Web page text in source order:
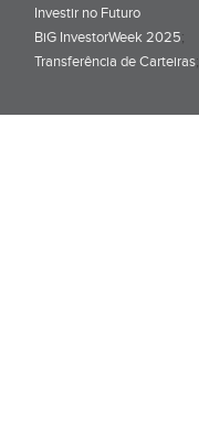
Investir no Futuro
BiG InvestorWeek 2025;
Transferência de Carteiras;